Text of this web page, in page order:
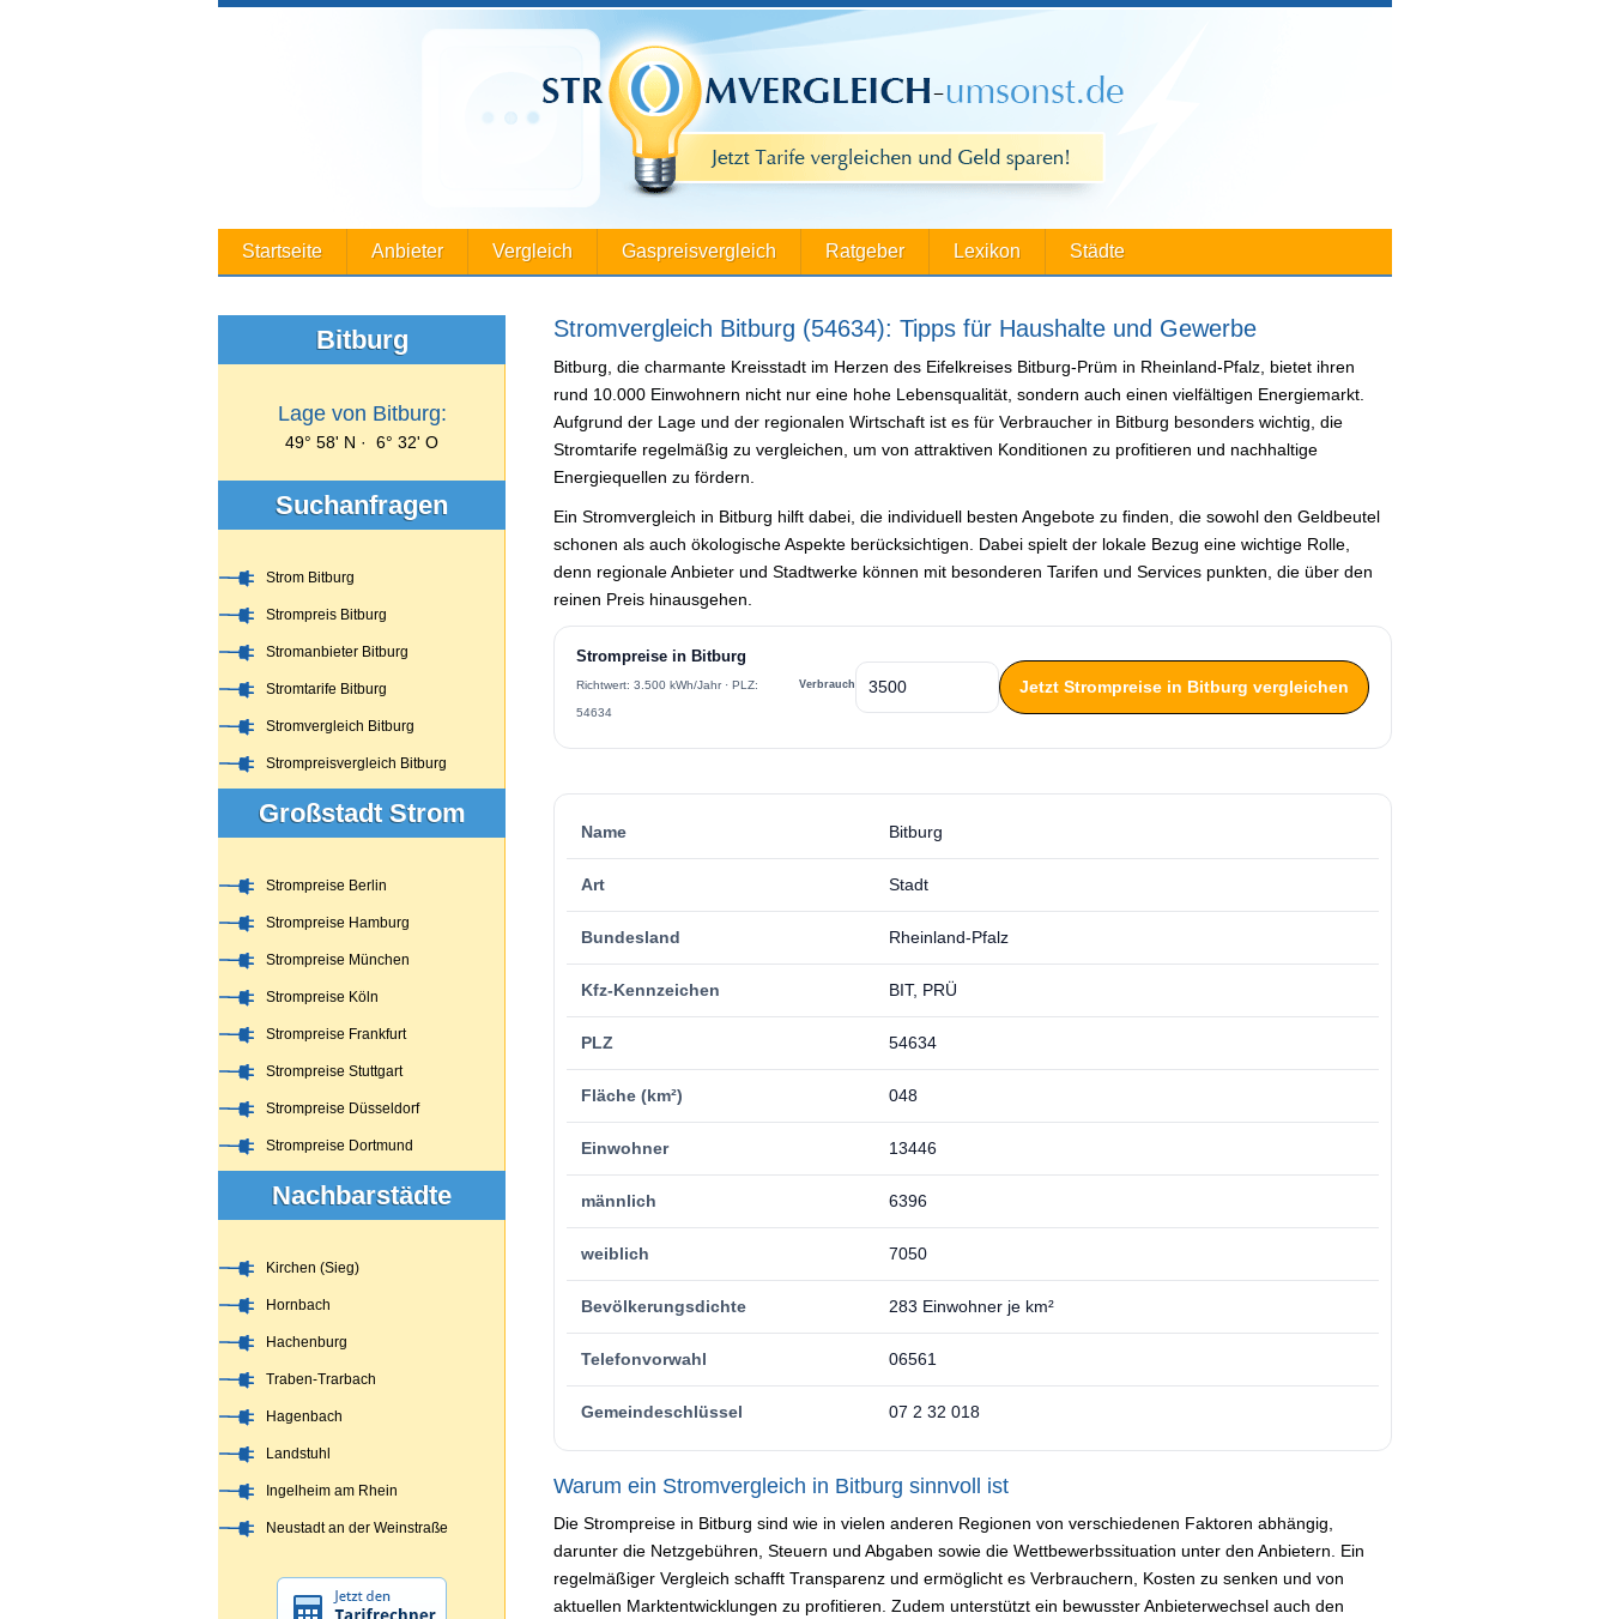
Startseite Anbieter Vergleich Gaspreisvergleich Ratgeber Lexikon Städte
Stromvergleich Bitburg (54634): Tipps für Haushalte und Gewerbe
Bitburg, die charmante Kreisstadt im Herzen des Eifelkreises Bitburg-Prüm in Rheinland-Pfalz, bietet ihren
rund 10.000 Einwohnern nicht nur eine hohe Lebensqualität, sondern auch einen vielfältigen Energiemarkt.
Aufgrund der Lage und der regionalen Wirtschaft ist es für Verbraucher in Bitburg besonders wichtig, die
Stromtarife regelmäßig zu vergleichen, um von attraktiven Konditionen zu profitieren und nachhaltige
Energiequellen zu fördern.
Ein Stromvergleich in Bitburg hilft dabei, die individuell besten Angebote zu finden, die sowohl den Geldbeutel
schonen als auch ökologische Aspekte berücksichtigen. Dabei spielt der lokale Bezug eine wichtige Rolle,
denn regionale Anbieter und Stadtwerke können mit besonderen Tarifen und Services punkten, die über den
reinen Preis hinausgehen.
Strompreise in Bitburg
Richtwert: 3.500 kWh/Jahr · PLZ:
54634
Verbrauch Jetzt Strompreise in Bitburg vergleichen
Name Bitburg
Art Stadt
Bundesland Rheinland-Pfalz
Kfz-Kennzeichen BIT, PRÜ
PLZ 54634
Fläche (km²) 048
Einwohner 13446
männlich 6396
weiblich 7050
Bevölkerungsdichte 283 Einwohner je km²
Telefonvorwahl 06561
Gemeindeschlüssel 07 2 32 018
Warum ein Stromvergleich in Bitburg sinnvoll ist
Die Strompreise in Bitburg sind wie in vielen anderen Regionen von verschiedenen Faktoren abhängig,
darunter die Netzgebühren, Steuern und Abgaben sowie die Wettbewerbssituation unter den Anbietern. Ein
regelmäßiger Vergleich schafft Transparenz und ermöglicht es Verbrauchern, Kosten zu senken und von
aktuellen Marktentwicklungen zu profitieren. Zudem unterstützt ein bewusster Anbieterwechsel auch den
Bitburg
Lage von Bitburg:
49° 58' N · 6° 32' O
Suchanfragen
Strom Bitburg
Strompreis Bitburg
Stromanbieter Bitburg
Stromtarife Bitburg
Stromvergleich Bitburg
Strompreisvergleich Bitburg
Großstadt Strom
Strompreise Berlin
Strompreise Hamburg
Strompreise München
Strompreise Köln
Strompreise Frankfurt
Strompreise Stuttgart
Strompreise Düsseldorf
Strompreise Dortmund
Nachbarstädte
Kirchen (Sieg)
Hornbach
Hachenburg
Traben-Trarbach
Hagenbach
Landstuhl
Ingelheim am Rhein
Neustadt an der Weinstraße